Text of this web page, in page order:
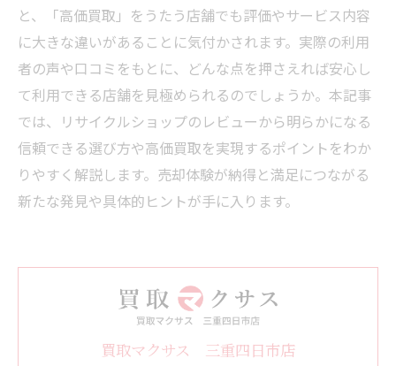
と、「高価買取」をうたう店舗でも評価やサービス内容
に大きな違いがあることに気付かされます。実際の利用
者の声や口コミをもとに、どんな点を押さえれば安心し
て利用できる店舗を見極められるのでしょうか。本記事
では、リサイクルショップのレビューから明らかになる
信頼できる選び方や高価買取を実現するポイントをわか
りやすく解説します。売却体験が納得と満足につながる
新たな発見や具体的ヒントが手に入ります。
買取マクサス 三重四日市店